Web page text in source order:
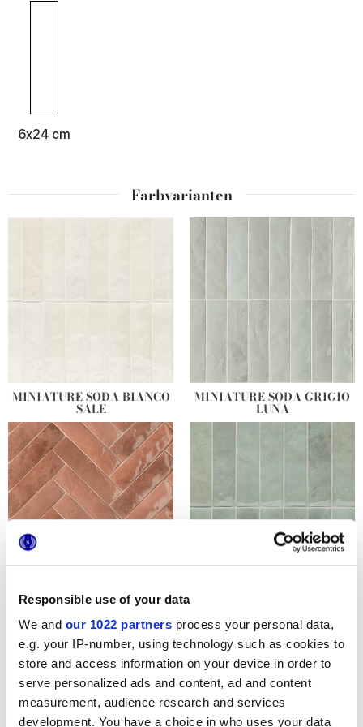
Responsible use of your data
We and our 1022 partners process your personal data,
e.g. your IP-number, using technology such as cookies to
store and access information on your device in order to
serve personalized ads and content, ad and content
measurement, audience research and services
development. You have a choice in who uses your data
6x24 cm
Farbvarianten
MINIATURE SODA BIANCO
SALE
MINIATURE SODA GRIGIO
LUNA
MINIATURE SODA ROSA